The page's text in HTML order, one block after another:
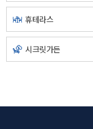
휴테라스
시크릿가든